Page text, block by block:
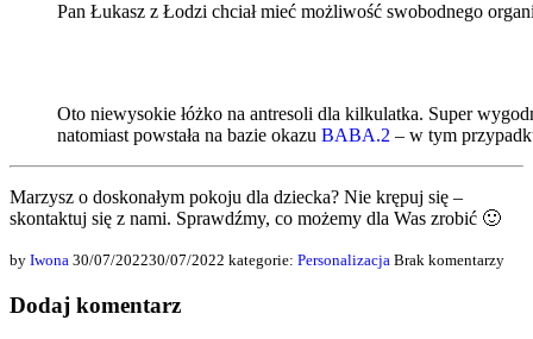
Pan Łukasz z Łodzi chciał mieć możliwość swobodnego
Oto niewysokie łóżko na antresoli dla kilkulatka. Super
natomiast powstała na bazie okazu BABA.2 – w tym
Marzysz o doskonałym pokoju dla dziecka? Nie krępuj się –
skontaktuj się z nami. Sprawdźmy, co możemy dla Was zrobić 🙂
by Iwona 30/07/202230/07/2022 kategorie: Personalizacja Brak komentarzy
Dodaj komentarz